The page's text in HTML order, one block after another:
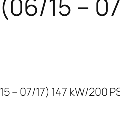
15 –
– 07/17) 147 kW/200